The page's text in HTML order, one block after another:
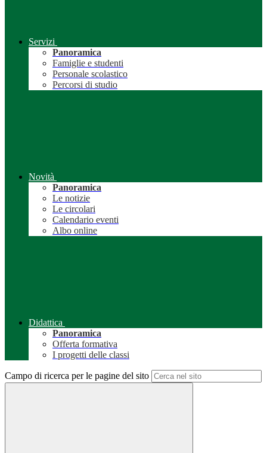
Servizi
Panoramica
Famiglie e studenti
Personale scolastico
Percorsi di studio
Novità
Panoramica
Le notizie
Le circolari
Calendario eventi
Albo online
Didattica
Panoramica
Offerta formativa
I progetti delle classi
Campo di ricerca per le pagine del sito